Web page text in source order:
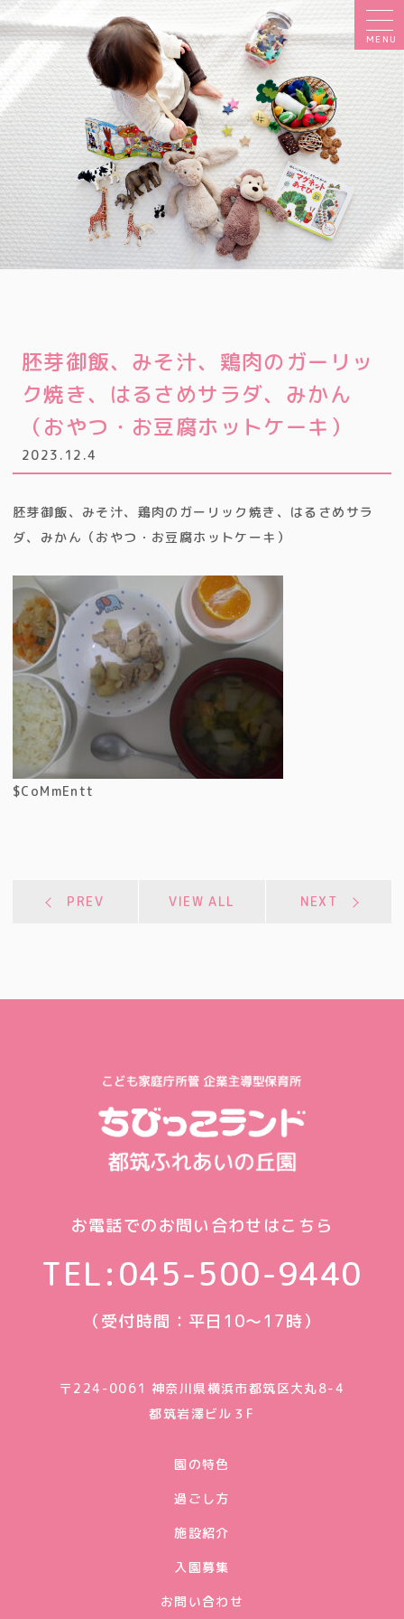
MENU
胚芽御飯、みそ汁、鶏肉のガーリッ
ク焼き、はるさめサラダ、みかん
（おやつ・お豆腐ホットケーキ）
2023.12.4
胚芽御飯、みそ汁、鶏肉のガーリック焼き、はるさめサラ
ダ、みかん（おやつ・お豆腐ホットケーキ）
$CoMmEntt
PREV VIEW ALL NEXT
お電話でのお問い合わせはこちら
TEL:045-500-9440
（受付時間：平日10〜17時）
〒224-0061 神奈川県横浜市都筑区大丸8-4
都筑岩澤ビル３F
園の特色
過ごし方
施設紹介
入園募集
お問い合わせ